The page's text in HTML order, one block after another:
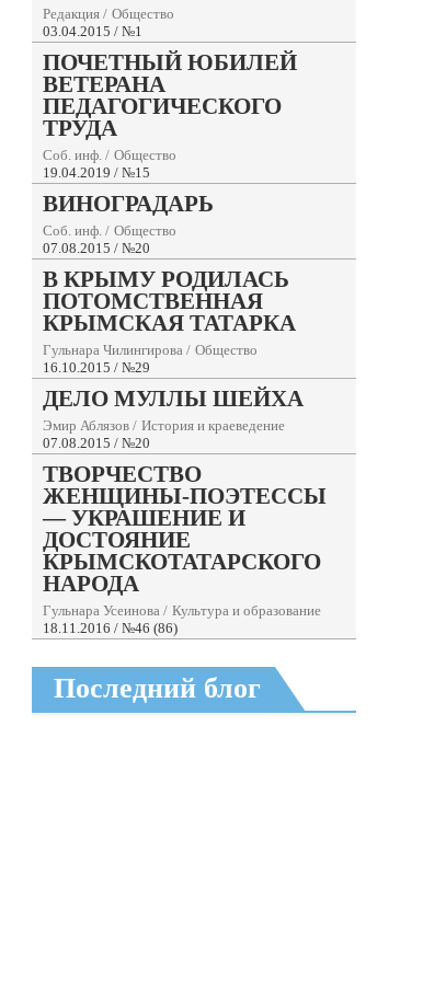
Редакция / Общество
03.04.2015 / №1
ПОЧЕТНЫЙ ЮБИЛЕЙ
ВЕТЕРАНА
ПЕДАГОГИЧЕСКОГО
ТРУДА
Соб. инф. / Общество
19.04.2019 / №15
ВИНОГРАДАРЬ
Соб. инф. / Общество
07.08.2015 / №20
В КРЫМУ РОДИЛАСЬ
ПОТОМСТВЕННАЯ
КРЫМСКАЯ ТАТАРКА
Гульнара Чилингирова / Общество
16.10.2015 / №29
ДЕЛО МУЛЛЫ ШЕЙХА
Эмир Аблязов / История и краеведение
07.08.2015 / №20
ТВОРЧЕСТВО
ЖЕНЩИНЫ-ПОЭТЕССЫ
— УКРАШЕНИЕ И
ДОСТОЯНИЕ
КРЫМСКОТАТАРСКОГО
НАРОДА
Гульнара Усеинова / Культура и образование
18.11.2016 / №46 (86)
Последний блог